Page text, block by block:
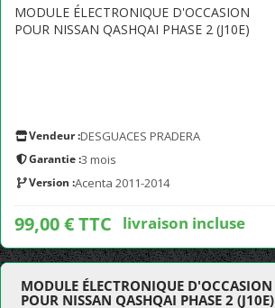
MODULE ÉLECTRONIQUE D'OCCASION
POUR NISSAN QASHQAI PHASE 2 (J10E)
Vendeur :DESGUACES PRADERA
Garantie :3 mois
Version :Acenta 2011-2014
99,00 € TTC livraison incluse
MODULE ÉLECTRONIQUE D'OCCASION
POUR NISSAN QASHQAI PHASE 2 (J10E)